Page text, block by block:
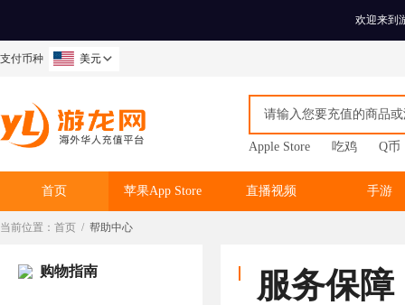
欢迎来到
支付币种 美元
Apple Store 吃鸡 Q币
首页 苹果App Store 直播视频 手游
当前位置： 首页 / 帮助中心
购物指南 服务保障